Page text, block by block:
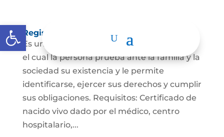
Abrir barra de herramientas
Registro Civil de Nacimiento
Es un documento indispensable mediante
el cual la persona prueba ante la familia y la
sociedad su existencia y le permite
identificarse, ejercer sus derechos y cumplir
sus obligaciones. Requisitos: Certificado de
nacido vivo dado por el médico, centro
hospitalario,...